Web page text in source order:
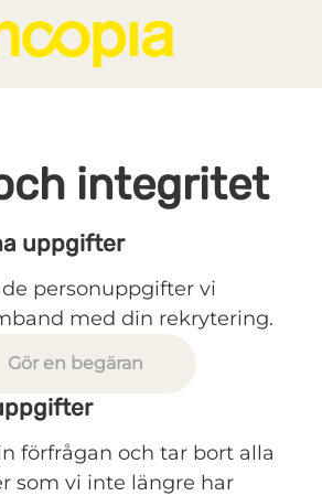
integritet
uppgifter
personuppgifter vi
med din rekrytering.
Gör en begäran
förfrågan och tar bort alla
som vi inte längre har